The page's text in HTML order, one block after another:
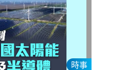
時事